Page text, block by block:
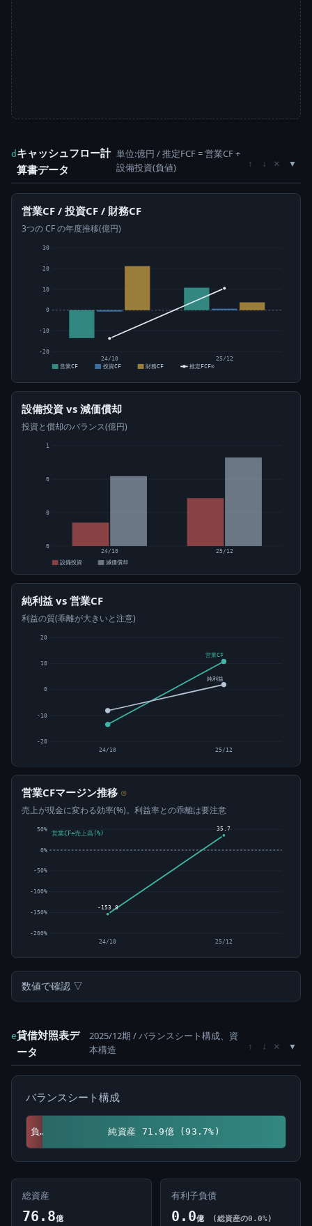
d キャッシュフロー計
算書データ
単位:億円 / 推定FCF = 営業CF +
設備投資(負値)
↑ ↓ ×
営業CF / 投資CF / 財務CF
3つの CF の年度推移(億円)
-20
-10
0
10
20
30
24/10
25/12
営業CF
投資CF 財務CF 推定FCF⊙
設備投資 vs 減価償却
投資と償却のバランス(億円)
0
0
0
1
24/10
25/12
設備投資
減価償却
純利益 vs 営業CF
利益の質(乖離が大きいと注意)
-20
-10
0
10
20
営業CF
純利益
24/10 25/12
営業CFマージン推移 ⊙
売上が現金に変わる効率(%)。利益率との乖離は要注意
-200%
-150%
-100%
-50%
0%
50%
-153.8
24/10
35.7
25/12
営業CF÷売上高(%)
数値で確認 ▽
e貸借対照表デ
ータ
2025/12期 / バランスシート構成、資
本構造
↑ ↓ ×
バランスシート構成
負債 4.8億 (6.3%) 純資産 71.9億 (93.7%)
総資産
76.8億
有利子負債
0.0億 (総資産の0.0%)